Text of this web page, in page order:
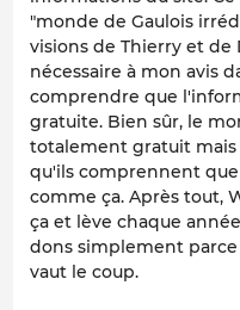
"monde de Gaulois
visions de Thierry et de
nécessaire à mon avis
comprendre que
gratuite. Bien sûr, le
totalement gratuit mais
qu'ils comprennent
comme ça. Après tout,
ça et lève chaque
dons simplement
vaut le coup.